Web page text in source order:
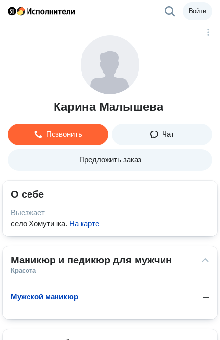
Войти
Карина Малышева
Позвонить Чат
Предложить заказ
О себе
Выезжает
село Хомутинка. На карте
Маникюр и педикюр для мужчин
Красота
—
Мужской маникюр